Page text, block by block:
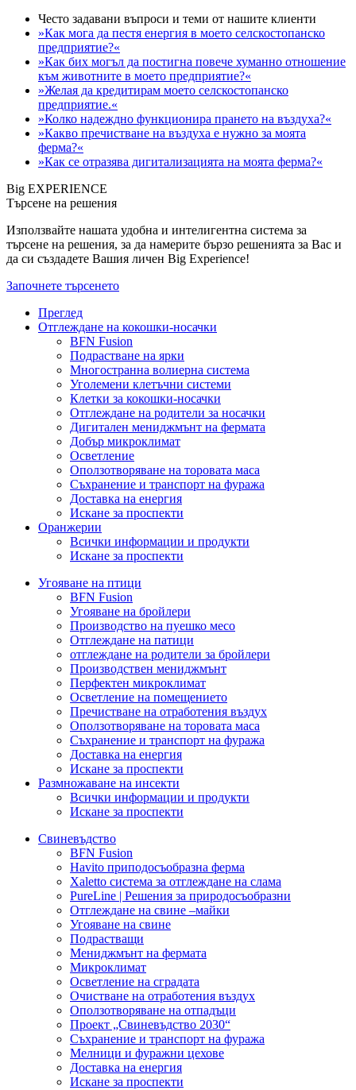
Често задавани въпроси и теми от нашите клиенти
»Как мога да пестя енергия в моето селскостопанско
предприятие?«
»Как бих могъл да постигна повече хуманно отношение
към животните в моето предприятие?«
»Желая да кредитирам моето селскостопанско
предприятие.«
»Колко надеждно функционира прането на въздуха?«
»Какво пречистване на въздуха е нужно за моята
ферма?«
»Как се отразява дигитализацията на моята ферма?«
Big EXPERIENCE
Търсене на решения
Използвайте нашата удобна и интелигентна система за
търсене на решения, за да намерите бързо решенията за Вас и
да си създадете Вашия личен Big Experience!
Започнете търсенето
Преглед
Отглеждане на кокошки-носачки
BFN Fusion
Подрастване на ярки
Многостранна волиерна система
Уголемени клетъчни системи
Клетки за кокошки-носачки
Отглеждане на родители за носачки
Дигитален мениджмънт на фермата
Добър микроклимат
Осветление
Оползотворяване на торовата маса
Съхранение и транспорт на фуража
Доставка на енергия
Искане за проспекти
Оранжерии
Всички информации и продукти
Искане за проспекти
Угояване на птици
BFN Fusion
Угояване на бройлери
Производство на пуешко месо
Отглеждане на патици
отглеждане на родители за бройлери
Производствен мениджмънт
Перфектен микроклимат
Осветление на помещението
Пречистване на отработения въздух
Оползотворяване на торовата маса
Съхранение и транспорт на фуража
Доставка на енергия
Искане за проспекти
Размножаване на инсекти
Всички информации и продукти
Искане за проспекти
Свиневъдство
BFN Fusion
Havito приподосъобразна ферма
Xaletto система за отглеждане на слама
PureLine | Решения за природосъобразни
Отглеждане на свине –майки
Угояване на свине
Подрастващи
Мениджмънт на фермата
Микроклимат
Осветление на сградата
Очистване на отработения въздух
Оползотворяване на отпадъци
Проект „Свиневъдство 2030“
Съхранение и транспорт на фуража
Мелници и фуражни цехове
Доставка на енергия
Искане за проспекти